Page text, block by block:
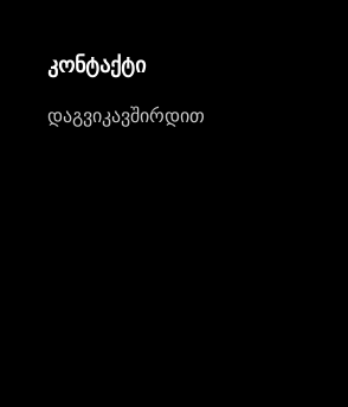
კონტაქტი
დაგვიკავშირდით